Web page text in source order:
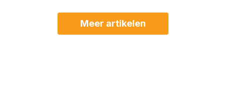
Meer artikelen